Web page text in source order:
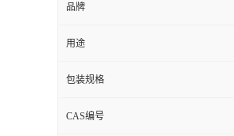
品牌
用途
包装规格
CAS编号